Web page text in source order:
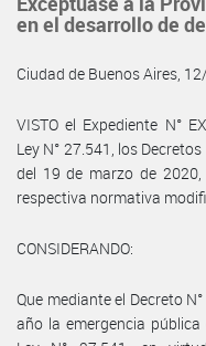
en el desarrollo de
Ciudad de Buenos Aires,
VISTO el Expediente N°
Ley N° 27.541, los
del 19 de marzo de
respectiva normativa
CONSIDERANDO:
Que mediante el Decreto
año la emergencia